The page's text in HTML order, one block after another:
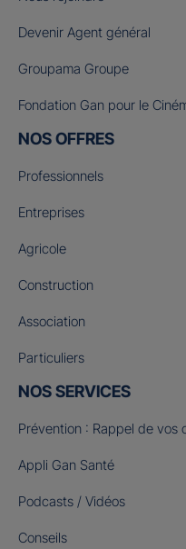
Devenir Agent général
Groupama Groupe
Fondation Gan pour le
NOS OFFRES
Professionnels
Entreprises
Agricole
Construction
Association
Particuliers
NOS SERVICES
Prévention : Rappel de vos
Appli Gan Santé
Podcasts / Vidéos
Conseils